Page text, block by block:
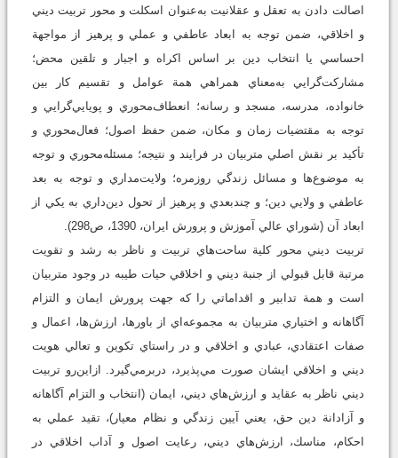
اصالت دادن به تعقل و عقلانيت به‌عنوان اسکلت و محور تربيت ديني
و اخلاقي، ضمن توجه به ابعاد عاطفي و عملي و پرهيز از مواجهة
احساسي يا انتخاب دين بر اساس اکراه و اجبار و تلقين محض؛
مشارکت‌گرايي به‌معناي همراهي همة عوامل و تقسيم کار بين
خانواده، مدرسه، مسجد و رسانه؛ انعطاف‌محوري و پويايي‌گرايي و
توجه به مقتضيات زمان و مکان، ضمن حفظ اصول؛ فعال‌محوري و
تأکيد بر نقش اصلي متربيان در فرايند و نتيجه؛ مسئله‌محوري و توجه
به موضوع‌ها و مسائل زندگي روزمره؛ ولايت‌مداري و توجه به بعد
عاطفي و ولايي دين؛ و چندبعدي و پرهيز از تحول دين‌داري به يکي از
ابعاد آن (شوراي عالي آموزش و پرورش ايران، 1390، ص298).
تربيت ديني محور كلية ساحت‌هاي تربيت و ناظر به رشد و تقويت
مرتبة قابل قبولي از جنبة ديني و اخلاقي حيات طيبه در وجود متربيان
است و همة تدابير و اقداماتي را كه جهت پرورش ايمان و التزام
آگاهانه و اختياري متربيان به مجموعه‌اي از باورها، ارزش‌ها، اعمال و
صفات اعتقادي، عبادي و اخلاقي و در راستاي تكوين و تعالي هويت
ديني و اخلاقي ايشان صورت مي‌پذيرد، دربرمي‌گيرد. ازاين‌رو تربيت
ديني ناظر به عقايد و ارزش‌هاي ديني، ايمان (انتخاب و التزام آگاهانه
و آزادانة دين حق، يعني آيين زندگي و نظام معيار)، تقيد عملي به
احكام، مناسك، ارزش‌هاي ديني، رعايت اصول و آداب اخلاقي در